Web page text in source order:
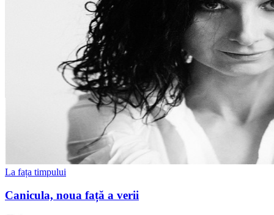
La fața timpului
Canicula, noua față a verii